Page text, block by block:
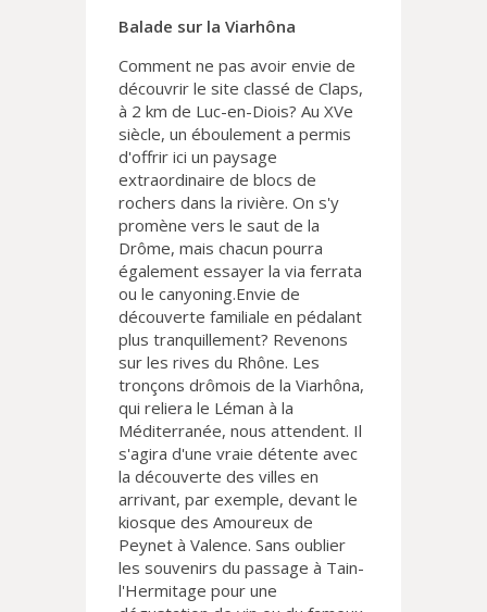
Balade sur la Viarhôna
Comment ne pas avoir envie de
découvrir le site classé de Claps,
à 2 km de Luc-en-Diois? Au XVe
siècle, un éboulement a permis
d'offrir ici un paysage
extraordinaire de blocs de
rochers dans la rivière. On s'y
promène vers le saut de la
Drôme, mais chacun pourra
également essayer la via ferrata
ou le canyoning.Envie de
découverte familiale en pédalant
plus tranquillement? Revenons
sur les rives du Rhône. Les
tronçons drômois de la Viarhôna,
qui reliera le Léman à la
Méditerranée, nous attendent. Il
s'agira d'une vraie détente avec
la découverte des villes en
arrivant, par exemple, devant le
kiosque des Amoureux de
Peynet à Valence. Sans oublier
les souvenirs du passage à Tain-
l'Hermitage pour une